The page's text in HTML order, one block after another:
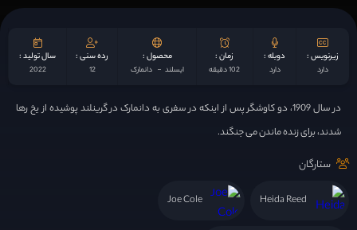
زیرنویس :
دارد
دوبله :
دارد
زمان :
102 دقیقه
محصول :
ایسلند دانمارک
رده سنی :
12
سال تولید :
2022
در سال 1909، دو کاوشگر پس از اینکه در سفری به دانمارک در گرینلند پوشیده از یخ رها
شدند، برای زنده ماندن می جنگند.
ستارگان
Heida Reed
Joe Cole